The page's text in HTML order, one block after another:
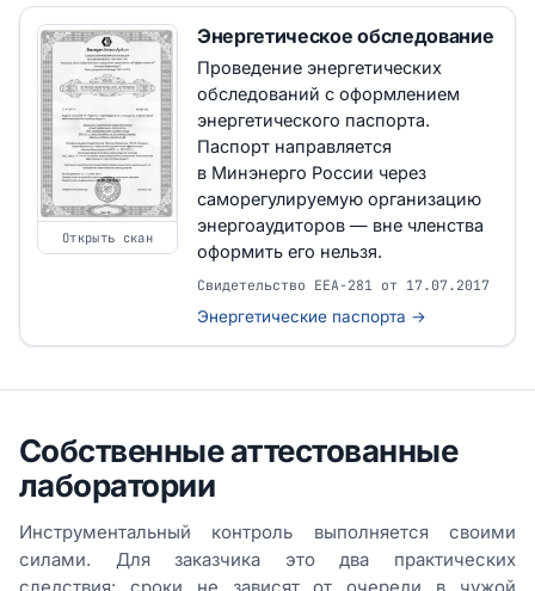
Открыть скан
Энергетическое обследование
Проведение энергетических
обследований с оформлением
энергетического паспорта.
Паспорт направляется
в Минэнерго России через
саморегулируемую организацию
энергоаудиторов — вне членства
оформить его нельзя.
Свидетельство EEA-281 от 17.07.2017
Энергетические паспорта →
Собственные аттестованные
лаборатории
Инструментальный контроль выполняется своими
силами. Для заказчика это два практических